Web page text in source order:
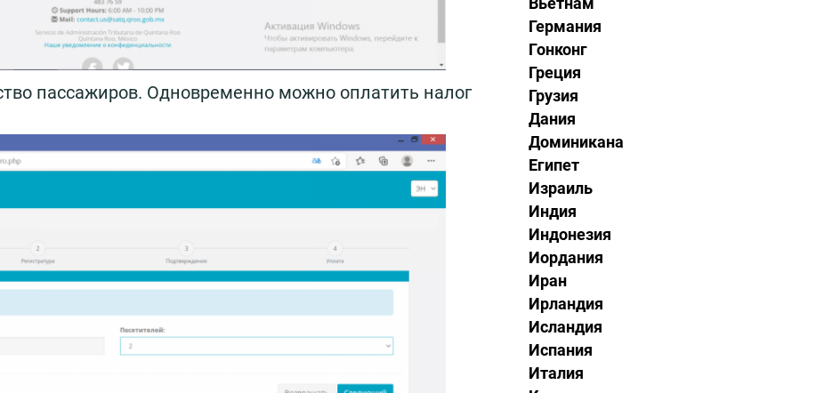
пассажиров. Одновременно можно оплатить налог
Германия
Гонконг
Греция
Грузия
Дания
Доминикана
Египет
Израиль
Индия
Индонезия
Иордания
Иран
Ирландия
Исландия
Испания
Италия